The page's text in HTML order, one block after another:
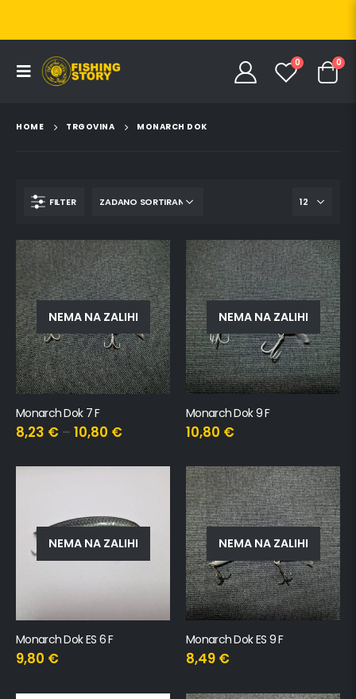
0 0
HOME TRGOVINA MONARCH DOK
FILTER
NEMA NA ZALIHI
Monarch Dok 7 F
8,23 € – 10,80 €
NEMA NA ZALIHI
Monarch Dok 9 F
10,80 €
NEMA NA ZALIHI
Monarch Dok ES 6 F
9,80 €
NEMA NA ZALIHI
Monarch Dok ES 9 F
8,49 €